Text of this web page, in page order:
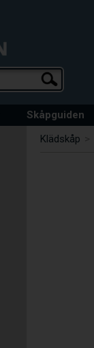
Skåpguiden
Klädskåp